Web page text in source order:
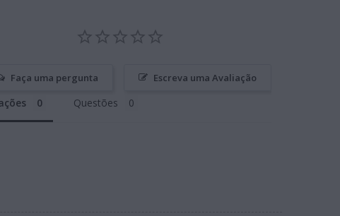
Escreva uma Avaliação
Faça uma pergunta
Questões